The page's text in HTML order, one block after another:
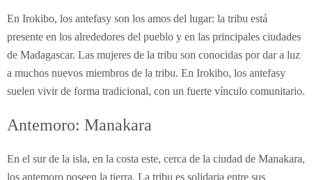
En Irokibo, los antefasy son los amos del lugar: la tribu está
presente en los alrededores del pueblo y en las principales ciudades
de Madagascar. Las mujeres de la tribu son conocidas por dar a luz
a muchos nuevos miembros de la tribu. En Irokibo, los antefasy
suelen vivir de forma tradicional, con un fuerte vínculo comunitario.
Antemoro: Manakara
En el sur de la isla, en la costa este, cerca de la ciudad de Manakara,
los antemoro poseen la tierra. La tribu es solidaria entre sus